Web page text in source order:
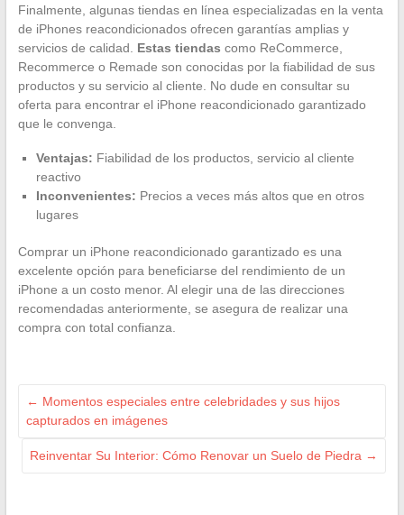
Finalmente, algunas tiendas en línea especializadas en la venta
de iPhones reacondicionados ofrecen garantías amplias y
servicios de calidad. Estas tiendas como ReCommerce,
Recommerce o Remade son conocidas por la fiabilidad de sus
productos y su servicio al cliente. No dude en consultar su
oferta para encontrar el iPhone reacondicionado garantizado
que le convenga.
Ventajas: Fiabilidad de los productos, servicio al cliente
reactivo
Inconvenientes: Precios a veces más altos que en otros
lugares
Comprar un iPhone reacondicionado garantizado es una
excelente opción para beneficiarse del rendimiento de un
iPhone a un costo menor. Al elegir una de las direcciones
recomendadas anteriormente, se asegura de realizar una
compra con total confianza.
← Momentos especiales entre celebridades y sus hijos
capturados en imágenes
Reinventar Su Interior: Cómo Renovar un Suelo de Piedra →